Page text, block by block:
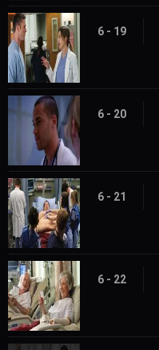
6 - 19
6 - 20
6 - 21
6 - 22